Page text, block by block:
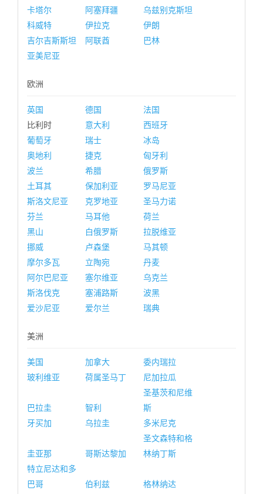
卡塔尔
阿塞拜疆
乌兹别克斯坦
科威特
伊拉克
伊朗
吉尔吉斯斯坦
阿联酋
巴林
亚美尼亚
欧洲
英国 德国
法国
比利时
意大利
西班牙
葡萄牙
瑞士
冰岛
奥地利
捷克
匈牙利
波兰
希腊
俄罗斯
土耳其
保加利亚
罗马尼亚
斯洛文尼亚
克罗地亚
圣马力诺
芬兰
马耳他
荷兰
黑山
白俄罗斯
拉脱维亚
挪威
卢森堡
马其顿
摩尔多瓦
立陶宛
丹麦
阿尔巴尼亚
塞尔维亚
乌克兰
斯洛伐克
塞浦路斯
波黑
爱沙尼亚
爱尔兰 瑞典
美洲
美国 加拿大
委内瑞拉
玻利维亚
荷属圣马丁 尼加拉瓜
巴拉圭 智利
圣基茨和尼维
斯
牙买加
乌拉圭 多米尼克
圭亚那 哥斯达黎加
圣文森特和格
林纳丁斯
特立尼达和多
巴哥
伯利兹
格林纳达